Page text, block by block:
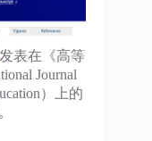
发表在《高等
Journal
）上的